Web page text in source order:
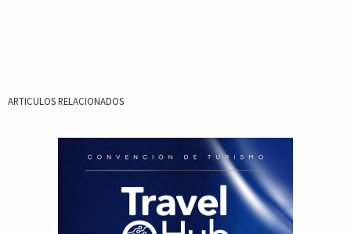
ARTICULOS RELACIONADOS